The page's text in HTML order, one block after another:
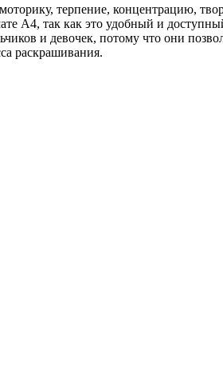
терпение, концентрацию,
A4, так как это удобный и
и девочек, потому что они
раскрашивания.